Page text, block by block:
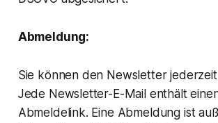
Abmeldung:
Sie können den Newsletter
Jede Newsletter-E-Mail enthält
Abmeldelink. Eine Abmeldung ist